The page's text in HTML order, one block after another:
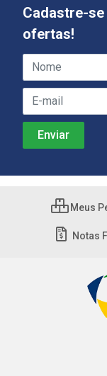
Cadastre-
ofertas!
Meus
Notas